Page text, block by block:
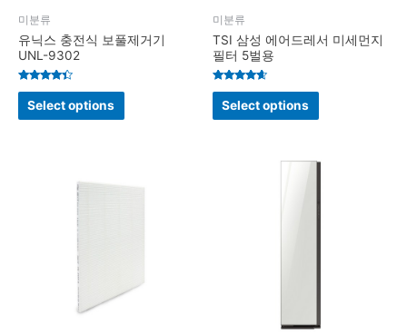
미분류
유닉스 충전식 보풀제거기
UNL-9302
Rated
4.2
out of 5
Select options
미분류
TSI 삼성 에어드레서 미세먼지
필터 5벌용
Rated
4.4
out of 5
Select options